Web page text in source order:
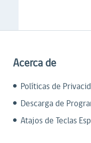
Acerca de
Políticas de
Descarga de
Atajos de Teclas